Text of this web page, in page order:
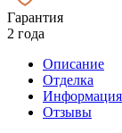
Гарантия
2 года
Описание
Отделка
Информация
Отзывы